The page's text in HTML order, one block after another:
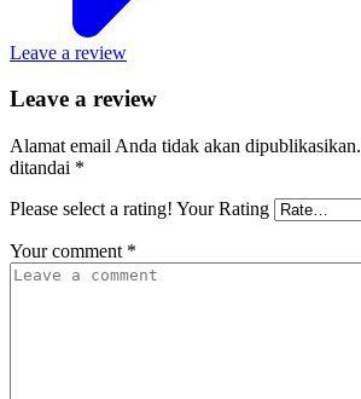
Leave a review
Leave a review
Alamat email Anda tidak akan dipublikasikan.
ditandai *
Please select a rating! Your Rating
Your comment *